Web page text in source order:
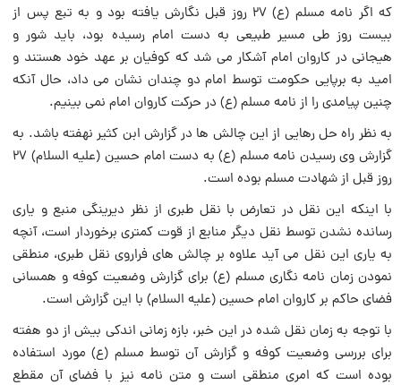
که اگر نامه مسلم (ع) ۲۷ روز قبل نگارش یافته بود و به تبع پس از
بیست روز طی مسیر طبیعی به دست امام رسیده بود، باید شور و
هیجانی در کاروان امام آشکار می شد که کوفیان بر عهد خود هستند و
امید به برپایی حکومت توسط امام دو چندان نشان می داد، حال آنکه
چنین پیامدی را از نامه مسلم (ع) در حرکت کاروان امام نمی بینیم.
به نظر راه حل رهایی از این چالش ها در گزارش ابن کثیر نهفته باشد. به
گزارش وی رسیدن نامه مسلم (ع) به دست امام حسین (علیه السلام) ۲۷
روز قبل از شهادت مسلم بوده است.
با اینکه این نقل در تعارض با نقل طبری از نظر دیرینگی منبع و یاری
رسانده نشدن توسط نقل دیگر منابع از قوت کمتری برخوردار است، آنچه
به یاری این نقل می آید علاوه بر چالش های فراروی نقل طبری، منطقی
نمودن زمان نامه نگاری مسلم (ع) برای گزارش وضعیت کوفه و همسانی
فضای حاکم بر کاروان امام حسین (علیه السلام) با این گزارش است.
با توجه به زمان نقل شده در این خبر، بازه زمانی اندکی بیش از دو هفته
برای بررسی وضعیت کوفه و گزارش آن توسط مسلم (ع) مورد استفاده
بوده است که امری منطقی است و متن نامه نیز با فضای آن مقطع